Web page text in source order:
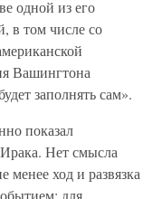
одной из его
в том числе со
Вашингтона
заполнять сам».
показал
Нет смысла
менее ход и развязка
для